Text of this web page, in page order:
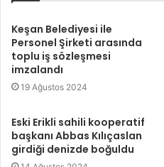
Keşan Belediyesi ile
Personel Şirketi arasında
toplu iş sözleşmesi
imzalandı
19 Ağustos 2024
Eski Erikli sahili kooperatif
başkanı Abbas Kılıçaslan
girdiği denizde boğuldu